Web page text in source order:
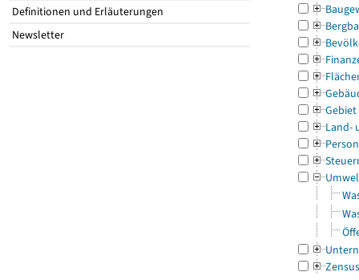
Definitionen und Erläuterungen
Newsletter
Gebiet
Land-
Zensus